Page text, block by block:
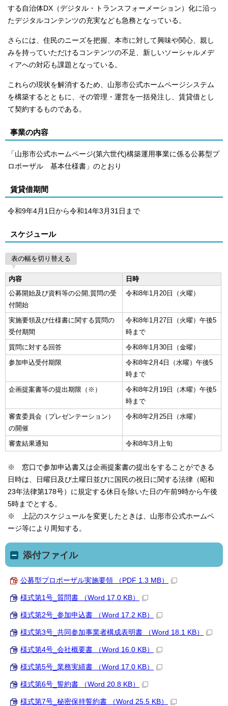
する自治体DX（デジタル・トランスフォーメーション）化に沿っ
たデジタルコンテンツの充実なども急務となっている。
さらには、住民のニーズを把握、本市に対して興味や関心、親し
みを持っていただけるコンテンツの不足、新しいソーシャルメデ
ィアへの対応も課題となっている。
これらの現状を解消するため、山形市公式ホームページシステム
を構築するとともに、その管理・運営を一括発注し、賃貸借とし
て契約するものである。
事業の内容
「山形市公式ホームページ(第六世代)構築運用事業に係る公募型プ
ロポーザル 基本仕様書」のとおり
賃貸借期間
令和9年4月1日から令和14年3月31日まで
スケジュール
表の幅を切り替える
内容
日時
公募開始及び資料等の公開,質問の受
付開始
令和8年1月20日（火曜）
実施要領及び仕様書に関する質問の
受付期間
令和8年1月27日（火曜）午後5
時まで
質問に対する回答
令和8年1月30日（金曜）
参加申込受付期限
令和8年2月4日（水曜）午後5
時まで
企画提案書等の提出期限（※）
令和8年2月19日（木曜）午後5
時まで
審査委員会（プレゼンテーション）
の開催
令和8年2月25日（水曜）
審査結果通知 令和8年3月上旬
※ 窓口で参加申込書又は企画提案書の提出をすることができる
日時は、日曜日及び土曜日並びに国民の祝日に関する法律（昭和
23年法律第178号）に規定する休日を除いた日の午前9時から午後
5時までとする。
※ 上記のスケジュールを変更したときは、山形市公式ホームペ
ージ等により周知する。
添付ファイル
公募型プロポーザル実施要領 （PDF 1.3 MB）
様式第1号_質問書 （Word 17.0 KB）
様式第2号_参加申込書 （Word 17.2 KB）
様式第3号_共同参加事業者構成表明書 （Word 18.1 KB）
様式第4号_会社概要書 （Word 16.0 KB）
様式第5号_業務実績書 （Word 17.0 KB）
様式第6号_誓約書 （Word 20.8 KB）
様式第7号_秘密保持誓約書 （Word 25.5 KB）